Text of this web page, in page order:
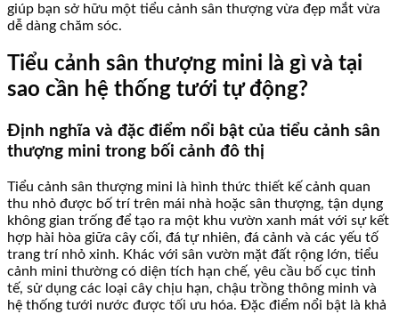
giúp bạn sở hữu một tiểu cảnh sân thượng vừa đẹp mắt vừa
dễ dàng chăm sóc.
Tiểu cảnh sân thượng mini là gì và tại
sao cần hệ thống tưới tự động?
Định nghĩa và đặc điểm nổi bật của tiểu cảnh sân
thượng mini trong bối cảnh đô thị
Tiểu cảnh sân thượng mini là hình thức thiết kế cảnh quan
thu nhỏ được bố trí trên mái nhà hoặc sân thượng, tận dụng
không gian trống để tạo ra một khu vườn xanh mát với sự kết
hợp hài hòa giữa cây cối, đá tự nhiên, đá cảnh và các yếu tố
trang trí nhỏ xinh. Khác với sân vườn mặt đất rộng lớn, tiểu
cảnh mini thường có diện tích hạn chế, yêu cầu bố cục tinh
tế, sử dụng các loại cây chịu hạn, chậu trồng thông minh và
hệ thống tưới nước được tối ưu hóa. Đặc điểm nổi bật là khả